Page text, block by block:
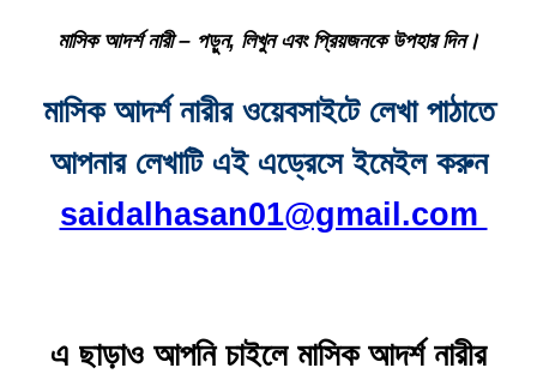
মাসিক আদর্শ নারী – পড়ুন, লিখুন এবং প্রিয়জনকে উপহার দিন।
মাসিক আদর্শ নারীর ওয়েবসাইটে লেখা পাঠাতে
আপনার লেখাটি এই এড্রেসে ইমেইল করুন
saidalhasan01@gmail.com
এ ছাড়াও আপনি চাইলে মাসিক আদর্শ নারীর